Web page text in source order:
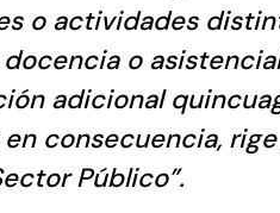
o actividades
o
adicional
consecuencia,
Público”.